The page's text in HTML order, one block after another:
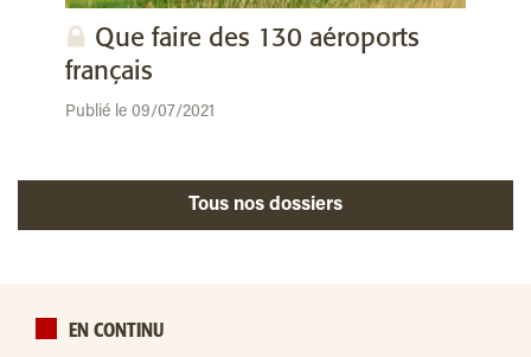
Que faire des 130 aéroports
français
Publié le 09/07/2021
Tous nos dossiers
EN CONTINU